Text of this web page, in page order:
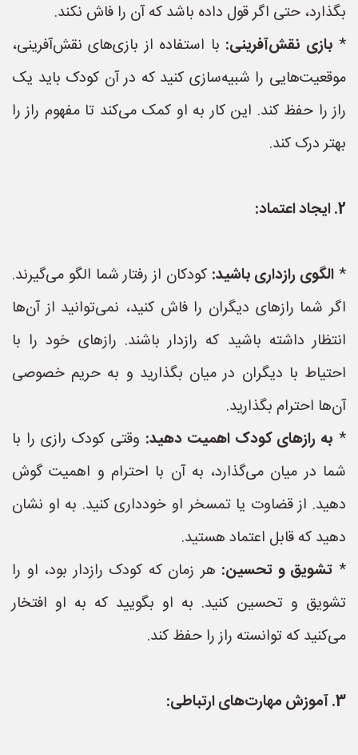
بگذارد، حتی اگر قول داده باشد که آن را فاش نکند.
* بازی نقش‌آفرینی: با استفاده از بازی‌های نقش‌آفرینی،
موقعیت‌هایی را شبیه‌سازی کنید که در آن کودک باید یک
راز را حفظ کند. این کار به او کمک می‌کند تا مفهوم راز را
بهتر درک کند.
2. ایجاد اعتماد:
* الگوی رازداری باشید: کودکان از رفتار شما الگو می‌گیرند.
اگر شما رازهای دیگران را فاش کنید، نمی‌توانید از آن‌ها
انتظار داشته باشید که رازدار باشند. رازهای خود را با
احتیاط با دیگران در میان بگذارید و به حریم خصوصی
آن‌ها احترام بگذارید.
* به رازهای کودک اهمیت دهید: وقتی کودک رازی را با
شما در میان می‌گذارد، به آن با احترام و اهمیت گوش
دهید. از قضاوت یا تمسخر او خودداری کنید. به او نشان
دهید که قابل اعتماد هستید.
* تشویق و تحسین: هر زمان که کودک رازدار بود، او را
تشویق و تحسین کنید. به او بگویید که به او افتخار
می‌کنید که توانسته راز را حفظ کند.
3. آموزش مهارت‌های ارتباطی: